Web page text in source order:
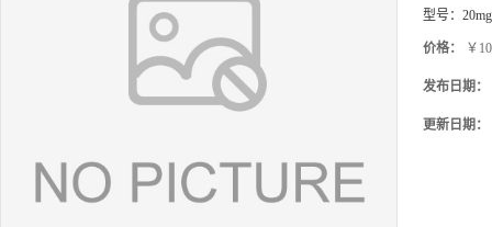
型号： 20mg
价格： ￥
发布日期：
更新日期：